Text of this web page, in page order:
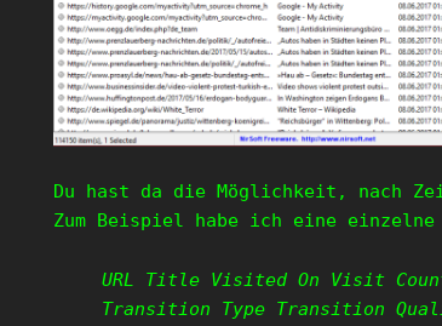
Du hast da die Möglichkeit, nach
Zum Beispiel habe ich eine
URL Title Visited On Visit
Transition Type Transition